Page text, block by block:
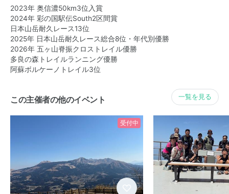
2023年 奥信濃50km3位入賞
2024年 彩の国駅伝South2区間賞
日本山岳耐久レース13位
2025年 日本山岳耐久レース総合8位・年代別優勝
2026年 五ヶ山脊振クロストレイル優勝
多良の森トレイルランニング優勝
阿蘇ボルケーノトレイル3位
この主催者の他のイベント 一覧を見る
受付中